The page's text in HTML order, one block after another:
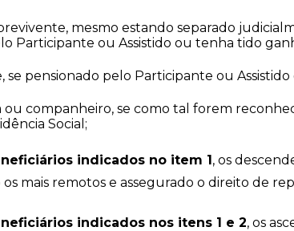
mesmo estando separado
Participante ou Assistido ou tenha tido
se pensionado pelo Participante ou
ou companheiro, se como tal forem
Social;
indicados no item 1, os
mais remotos e assegurado o direito de
indicados nos itens 1 e 2, os